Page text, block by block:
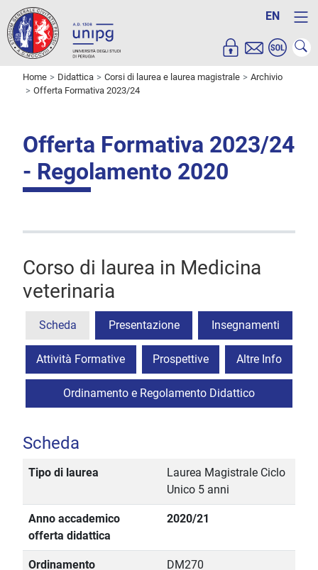
EN
Home Didattica Corsi di laurea e laurea magistrale
Archivio
Offerta Formativa 2023/24
Offerta Formativa 2023/24
- Regolamento 2020
Corso di laurea in Medicina
veterinaria
Scheda Presentazione Insegnamenti
Attività Formative Prospettive Altre Info
Ordinamento e Regolamento Didattico
Scheda
Tipo di laurea
Laurea Magistrale Ciclo
Unico 5 anni
Anno accademico
offerta didattica
2020/21
Ordinamento DM270